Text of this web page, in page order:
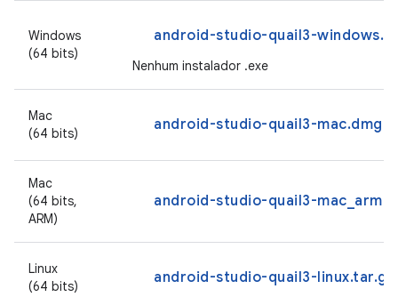
Windows
(64 bits)
android-studio-quail3-
Nenhum instalador .exe
Mac
(64 bits)
android-studio-quail3-mac.dmg
Mac
(64 bits,
ARM)
android-studio-quail3-
Linux
(64 bits)
android-studio-quail3-linux.tar.gz